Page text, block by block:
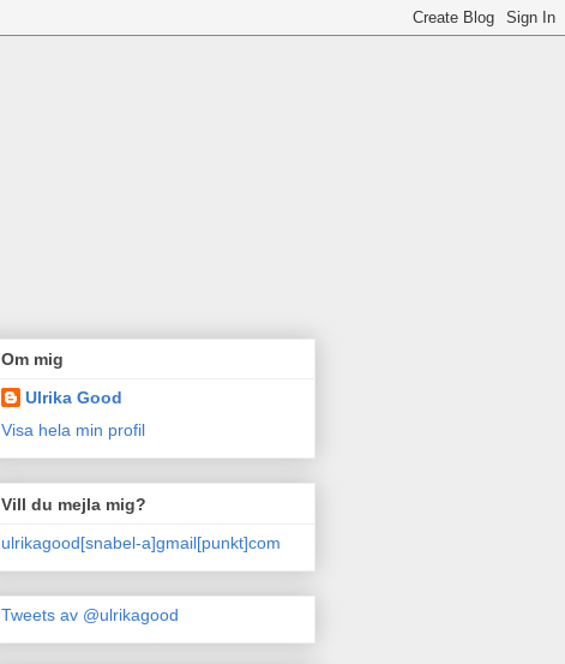
Om mig
Ulrika Good
Visa hela min profil
Vill du mejla mig?
ulrikagood[snabel-a]gmail[punkt]com
Tweets av @ulrikagood